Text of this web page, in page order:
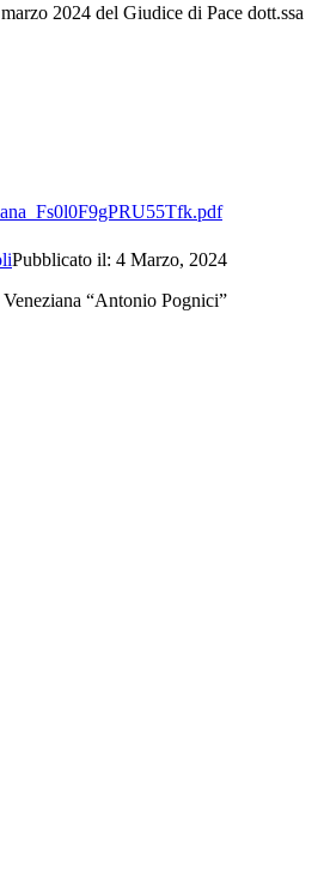
2024 del Giudice di Pace dott.ssa
Pubblicato il: 4 Marzo, 2024
Veneziana “Antonio Pognici”